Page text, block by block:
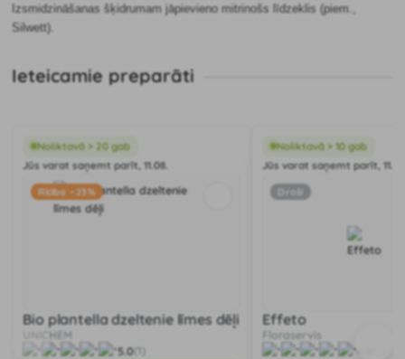
Izsmidzināšanas šķidrumam jāpievieno mitrinošs līdzeklis (piem.,
Silwett).
Ieteicamie preparāti
Noliktavā > 20 gab
Jūs varat saņemt parīt, 11.08.
Rīcība −23%
Bio plantella dzeltenie līmes dēļi
UNICHEM
5.0(1)
Noliktavā > 10 gab
Jūs varat saņemt parīt,
Droši
Effeto
Floraservis